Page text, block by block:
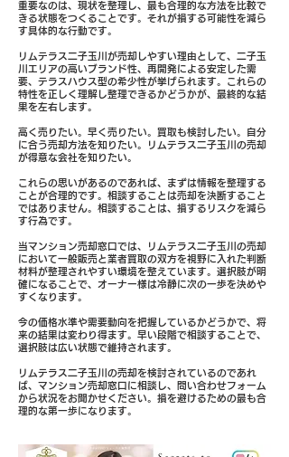
重要なのは、現状を整理し、最も合理的な方法を比較で
きる状態をつくることです。それが損する可能性を減ら
す具体的な行動です。
リムテラス二子玉川が売却しやすい理由として、二子玉
川エリアの高いブランド性、再開発による安定した需
要、テラスハウス型の希少性が挙げられます。これらの
特性を正しく理解し整理できるかどうかが、最終的な結
果を左右します。
高く売りたい。早く売りたい。買取も検討したい。自分
に合う売却方法を知りたい。リムテラス二子玉川の売却
が得意な会社を知りたい。
これらの思いがあるのであれば、まずは情報を整理する
ことが合理的です。相談することは売却を決断すること
ではありません。相談することは、損するリスクを減ら
す行為です。
当マンション売却窓口では、リムテラス二子玉川の売却
において一般販売と業者買取の双方を視野に入れた判断
材料が整理されやすい環境を整えています。選択肢が明
確になることで、オーナー様は冷静に次の一歩を決めや
すくなります。
今の価格水準や需要動向を把握しているかどうかで、将
来の結果は変わり得ます。早い段階で相談することで、
選択肢は広い状態で維持されます。
リムテラス二子玉川の売却を検討されているのであれ
ば、マンション売却窓口に相談し、問い合わせフォーム
から状況をお聞かせください。損を避けるための最も合
理的な第一歩になります。